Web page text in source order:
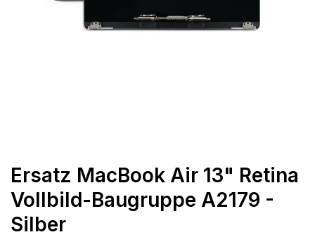
Ersatz MacBook Air 13" Retina
Vollbild-Baugruppe A2179 -
Silber